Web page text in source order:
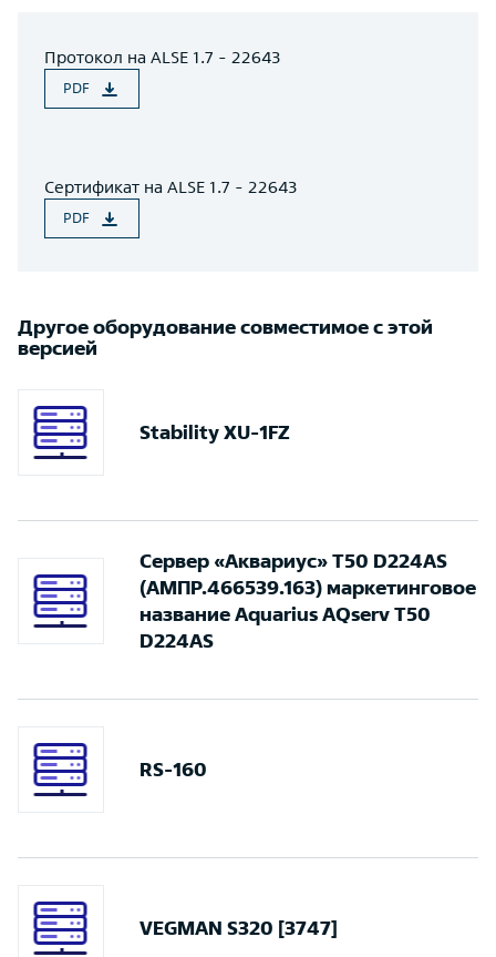
Протокол на ALSE 1.7 - 22643
PDF
Сертификат на ALSE 1.7 - 22643
PDF
Другое оборудование совместимое с этой
версией
Stability XU-1FZ
Сервер «Аквариус» T50 D224AS
(АМПР.466539.163) маркетинговое
название Aquarius AQserv T50
D224AS
RS-160
VEGMAN S320 [3747]